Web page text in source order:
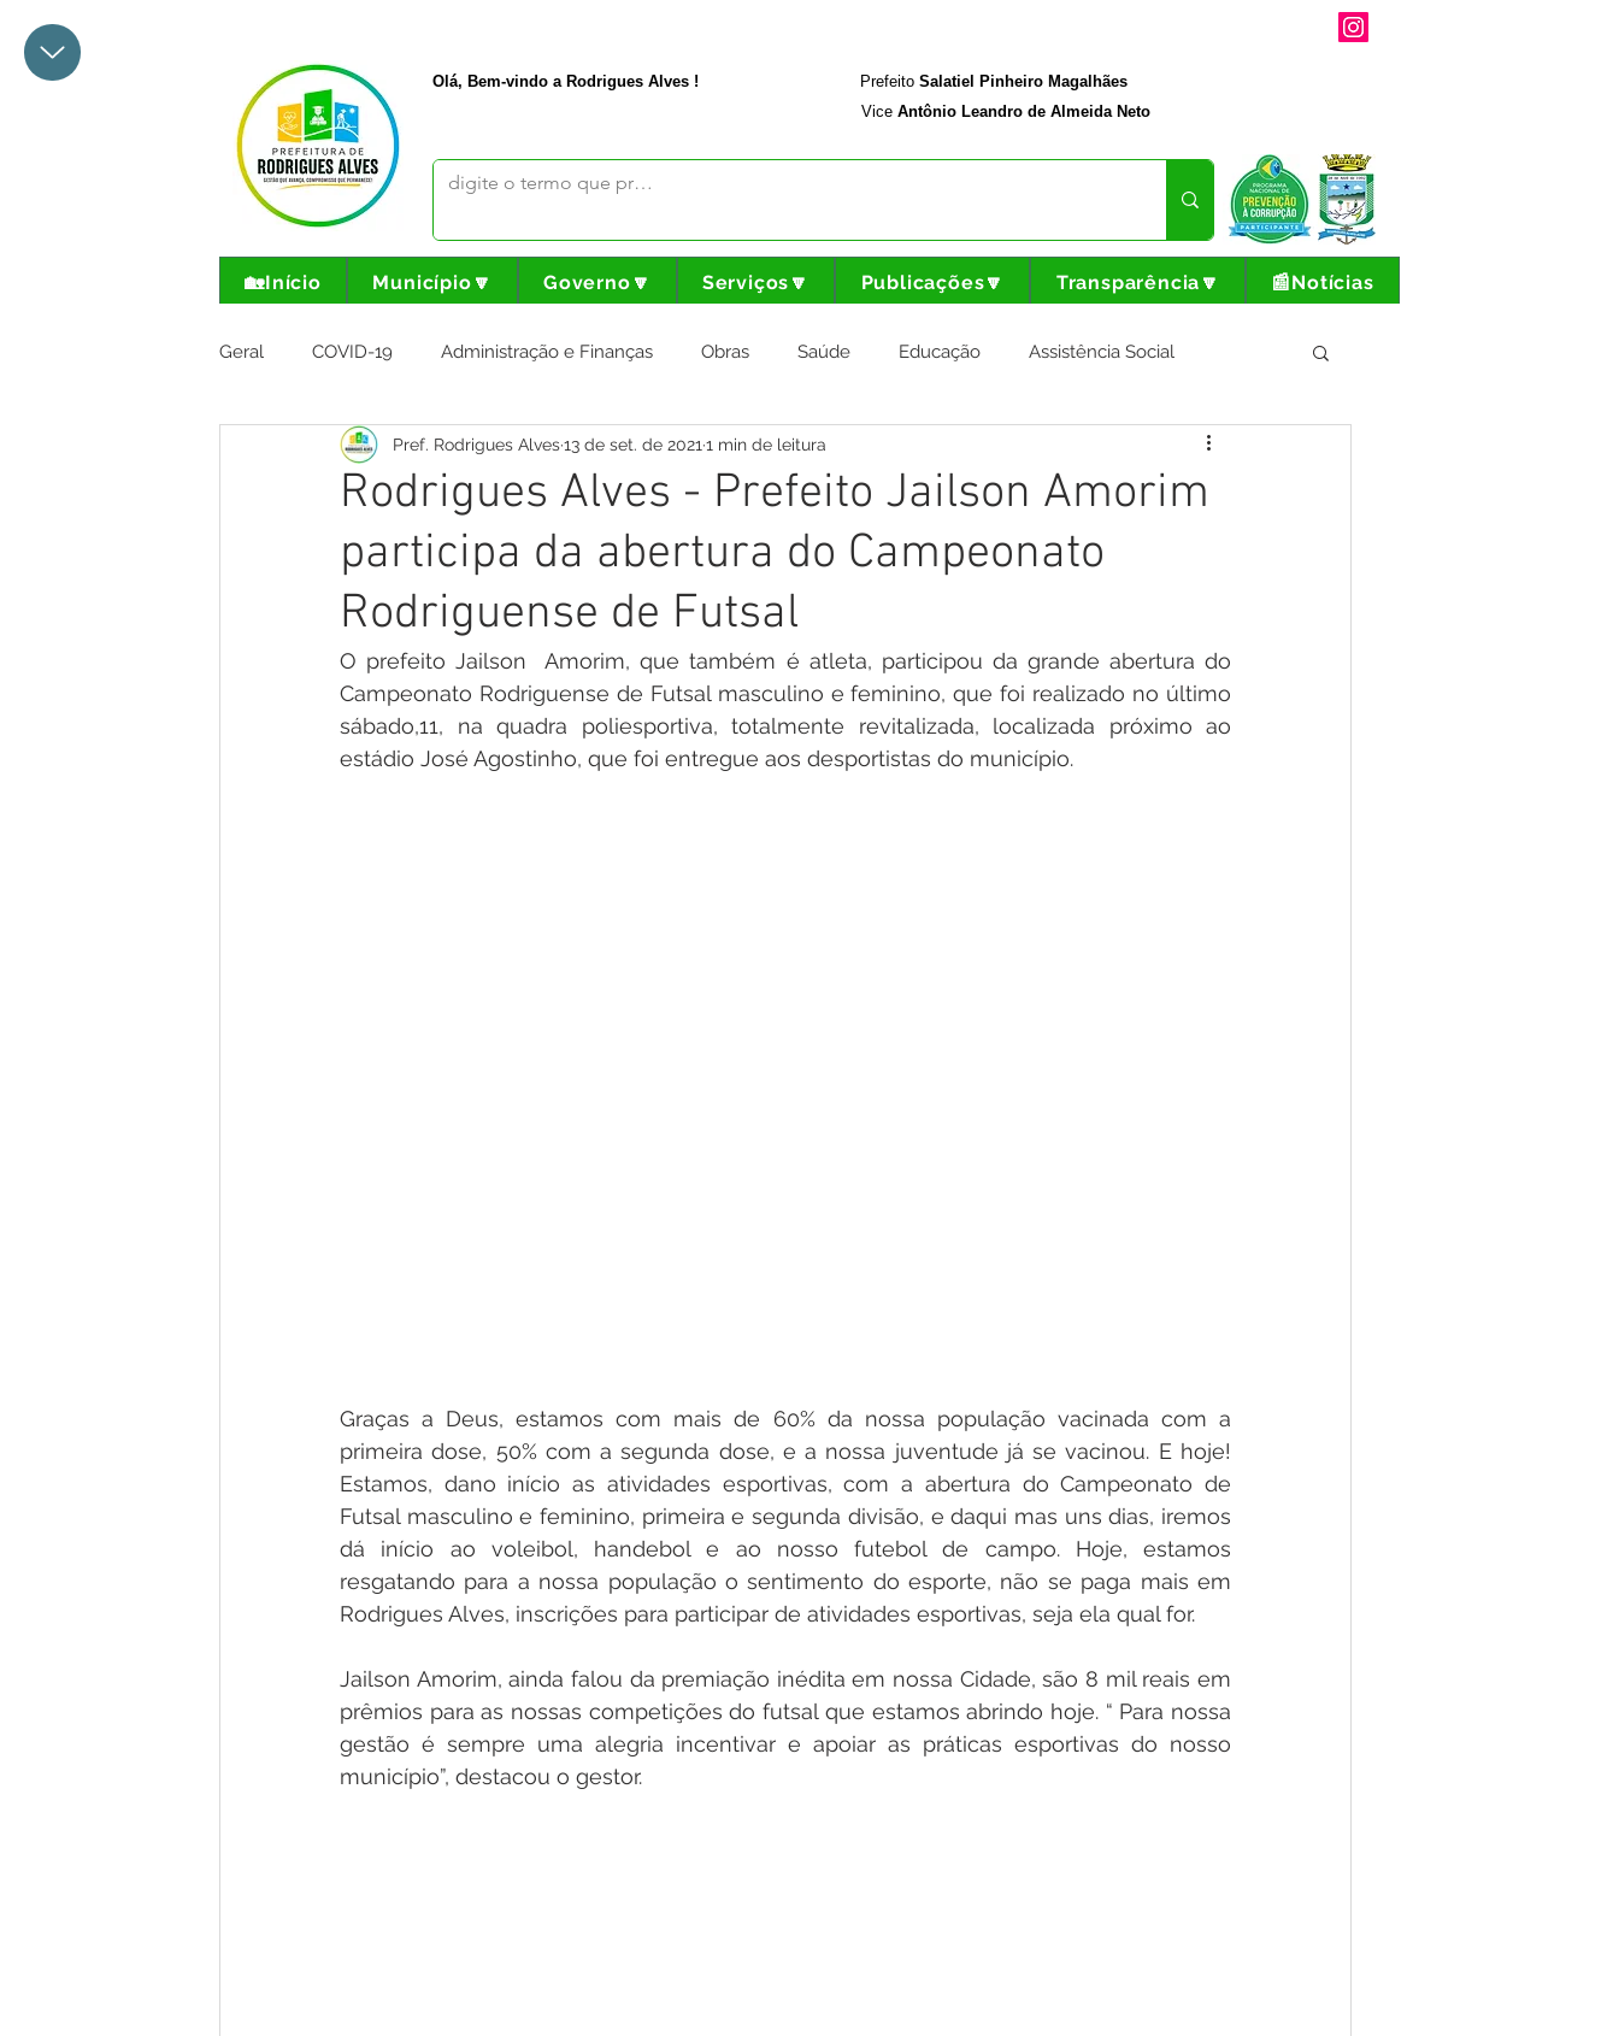
Olá, Bem-vindo a Rodrigues Alves ! Prefeito Salatiel Pinheiro Magalhães
Vice Antônio Leandro de Almeida Neto
🏡Início Município🔽 Governo🔽 Serviços🔽 Publicações🔽 Transparência🔽 📰Notícias
Geral COVID-19 Administração e Finanças Obras Saúde Educação Assistência Social
Meio Ambiente e Turismo Institucional e Governo Cultura Esporte e Lazer
Gestão e Economia No Gabinete Campanhas Datas Comemorativas Nota de Pesar
Convênios e Parcerias
Licitações Comunidade Segurança Ordem de Serviço saúde Malária
Rodrigues Alves - Prefeito Jailson Amorim
participa da abertura do Campeonato
Rodriguense de Futsal
Pref. Rodrigues Alves13 de set. de 2021 1 min de leitura
O prefeito Jailson  Amorim, que também é atleta, participou da grande abertura do
Campeonato Rodriguense de Futsal masculino e feminino, que foi realizado no último
sábado,11, na quadra poliesportiva, totalmente revitalizada, localizada próximo ao
estádio José Agostinho, que foi entregue aos desportistas do município.
Graças a Deus, estamos com mais de 60% da nossa população vacinada com a
primeira dose, 50% com a segunda dose, e a nossa juventude já se vacinou. E hoje!
Estamos, dano início as atividades esportivas, com a abertura do Campeonato de
Futsal masculino e feminino, primeira e segunda divisão, e daqui mas uns dias, iremos
dá início ao voleibol, handebol e ao nosso futebol de campo. Hoje, estamos
resgatando para a nossa população o sentimento do esporte, não se paga mais em
Rodrigues Alves, inscrições para participar de atividades esportivas, seja ela qual for.
Jailson Amorim, ainda falou da premiação inédita em nossa Cidade, são 8 mil reais em
prêmios para as nossas competições do futsal que estamos abrindo hoje. “ Para nossa
gestão é sempre uma alegria incentivar e apoiar as práticas esportivas do nosso
município”, destacou o gestor.